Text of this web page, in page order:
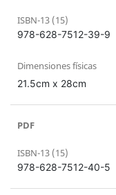
ISBN-13 (15)
978-628-7512-39-9
Dimensiones físicas
21.5cm x 28cm
PDF
ISBN-13 (15)
978-628-7512-40-5